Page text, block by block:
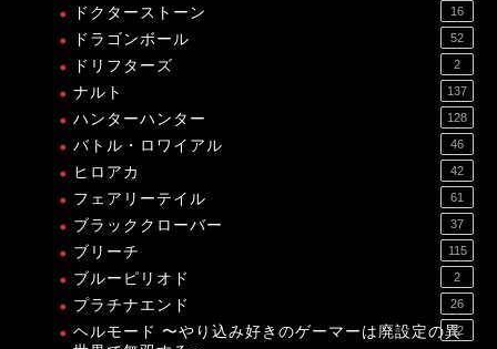
ドクターストーン 16
ドラゴンボール 52
ドリフターズ 2
ナルト 137
ハンターハンター 128
バトル・ロワイアル 46
ヒロアカ 42
フェアリーテイル 61
ブラッククローバー 37
ブリーチ 115
ブルーピリオド 2
プラチナエンド 26
ヘルモード 〜やり込み好きのゲーマーは廃設定の異
12